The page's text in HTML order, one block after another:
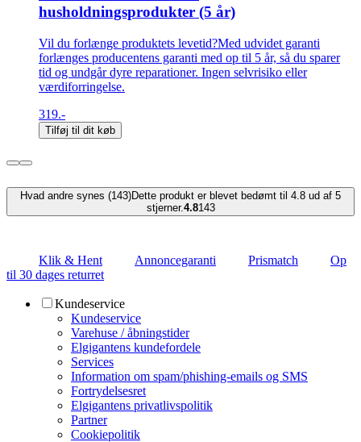
husholdningsprodukter (5 år)
Vil du forlænge produktets levetid?Med udvidet garanti
forlænges producentens garanti med op til 5 år, så du sparer
tid og undgår dyre reparationer. Ingen selvrisiko eller
værdiforringelse.
319.-
Tilføj til dit køb
Hvad andre synes (143)Dette produkt er blevet bedømt til 4.8 ud af 5
stjerner.4.8143
Klik & Hent Annoncegaranti Prismatch
Op
til 30 dages returret
Kundeservice
Kundeservice
Varehuse / åbningstider
Elgigantens kundefordele
Services
Information om spam/phishing-emails og SMS
Fortrydelsesret
Elgigantens privatlivspolitik
Partner
Cookiepolitik